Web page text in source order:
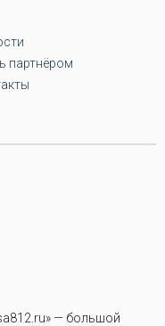
партнёром
— большой